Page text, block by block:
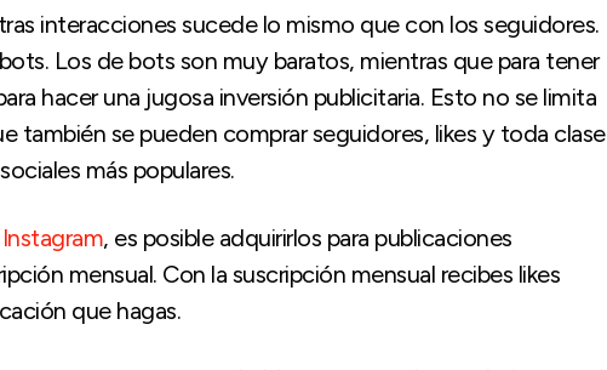
interacciones sucede lo mismo que con los seguidores.
Los de bots son muy baratos, mientras que para tener
hacer una jugosa inversión publicitaria. Esto no se limita
también se pueden comprar seguidores, likes y toda clase
más populares.
, es posible adquirirlos para publicaciones
mensual. Con la suscripción mensual recibes likes
que hagas.